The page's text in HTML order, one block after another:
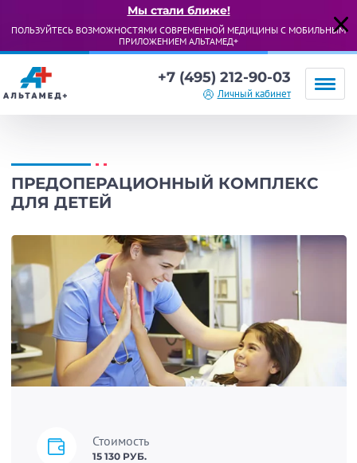
Мы стали ближе!
ПОЛЬЗУЙТЕСЬ ВОЗМОЖНОСТЯМИ СОВРЕМЕННОЙ МЕДИЦИНЫ С МОБИЛЬНЫМ
ПРИЛОЖЕНИЕМ АЛЬТАМЕД+
+7 (495) 212-90-03
Личный кабинет
ПРЕДОПЕРАЦИОННЫЙ КОМПЛЕКС
ДЛЯ ДЕТЕЙ
Стоимость
15 130 РУБ.